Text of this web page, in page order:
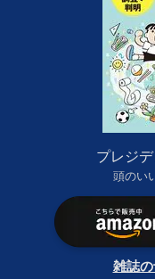
プレジ
頭のい
雑誌